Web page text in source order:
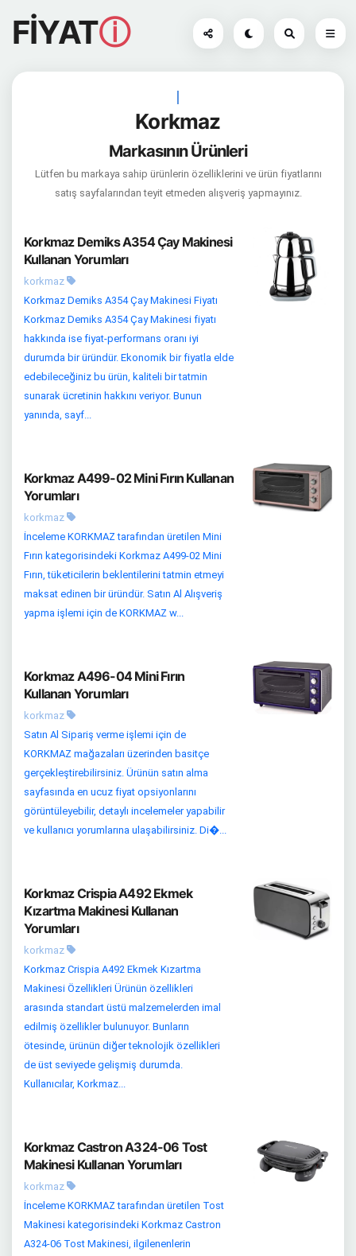
FİYATⓘ
|
Korkmaz
Markasının Ürünleri
Lütfen bu markaya sahip ürünlerin özelliklerini ve ürün fiyatlarını
satış sayfalarından teyit etmeden alışveriş yapmayınız.
Korkmaz Demiks A354 Çay Makinesi
Kullanan Yorumları
korkmaz
Korkmaz Demiks A354 Çay Makinesi Fiyatı
Korkmaz Demiks A354 Çay Makinesi fiyatı
hakkında ise fiyat-performans oranı iyi
durumda bir üründür. Ekonomik bir fiyatla elde
edebileceğiniz bu ürün, kaliteli bir tatmin
sunarak ücretinin hakkını veriyor. Bunun
yanında, sayf...
Korkmaz A499-02 Mini Fırın Kullanan
Yorumları
korkmaz
İnceleme KORKMAZ tarafından üretilen Mini
Fırın kategorisindeki Korkmaz A499-02 Mini
Fırın, tüketicilerin beklentilerini tatmin etmeyi
maksat edinen bir üründür. Satın Al Alışveriş
yapma işlemi için de KORKMAZ w...
Korkmaz A496-04 Mini Fırın
Kullanan Yorumları
korkmaz
Satın Al Sipariş verme işlemi için de
KORKMAZ mağazaları üzerinden basitçe
gerçekleştirebilirsiniz. Ürünün satın alma
sayfasında en ucuz fiyat opsiyonlarını
görüntüleyebilir, detaylı incelemeler yapabilir
ve kullanıcı yorumlarına ulaşabilirsiniz. Di�...
Korkmaz Crispia A492 Ekmek
Kızartma Makinesi Kullanan
Yorumları
korkmaz
Korkmaz Crispia A492 Ekmek Kızartma
Makinesi Özellikleri Ürünün özellikleri
arasında standart üstü malzemelerden imal
edilmiş özellikler bulunuyor. Bunların
ötesinde, ürünün diğer teknolojik özellikleri
de üst seviyede gelişmiş durumda.
Kullanıcılar, Korkmaz...
Korkmaz Castron A324-06 Tost
Makinesi Kullanan Yorumları
korkmaz
İnceleme KORKMAZ tarafından üretilen Tost
Makinesi kategorisindeki Korkmaz Castron
A324-06 Tost Makinesi, ilgilenenlerin